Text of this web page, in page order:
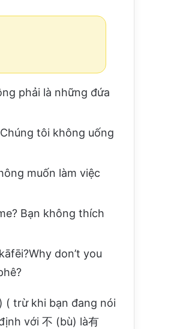
phải là những đứa
tôi không uống
muốn làm việc
Bạn không thích
don’t you
( trừ khi bạn đang nói
với 不 (bù) là有